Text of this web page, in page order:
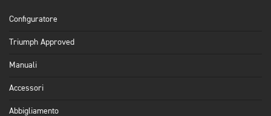
Configuratore
Triumph Approved
Manuali
Accessori
Abbigliamento